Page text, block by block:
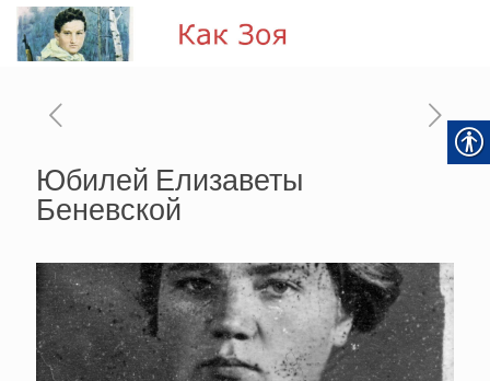
Юбилей Елизаветы
Беневской